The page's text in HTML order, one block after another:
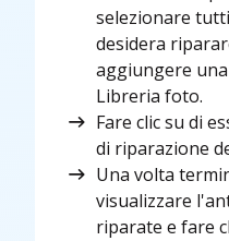
selezionare
desidera
aggiungere
Libreria foto.
Fare clic su di
di riparazione
Una volta
visualizzare
riparate e fare